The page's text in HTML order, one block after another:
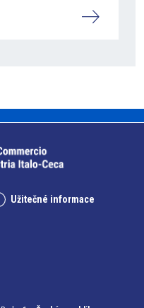
Užitečné informace